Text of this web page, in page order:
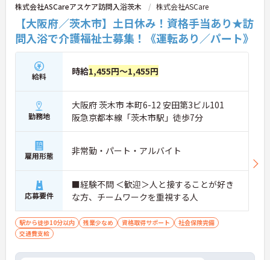
株式会社ASCareアスケア訪問入浴茨木 株式会社ASCare
【大阪府／茨木市】土日休み！資格手当あり★訪
問入浴で介護福祉士募集！《運転あり／パート》
給料 時給1,455円～1,455円
勤務地
大阪府 茨木市 本町6-12 安田第3ビル101
阪急京都本線「茨木市駅」徒歩7分
雇用形態 非常勤・パート・アルバイト
応募要件
■経験不問 ＜歓迎＞人と接することが好き
な方、チームワークを重視する人
駅から徒歩10分以内 残業少なめ 資格取得サポート
社会保険完備
交通費支給